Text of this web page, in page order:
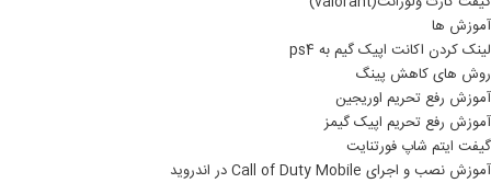
آموزش ها
لینک کردن اکانت اپیک گیم به ps4
روش های کاهش پینگ
آموزش رفع تحریم اوریجین
آموزش رفع تحریم اپیک گیمز
گیفت ایتم شاپ فورتنایت
آموزش نصب و اجرای Call of Duty Mobile در اندروید